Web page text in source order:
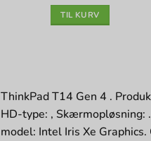
TIL KURV
ThinkPad T14 Gen 4 .
HD-type: , Skærmopløsning:
model: Intel Iris Xe